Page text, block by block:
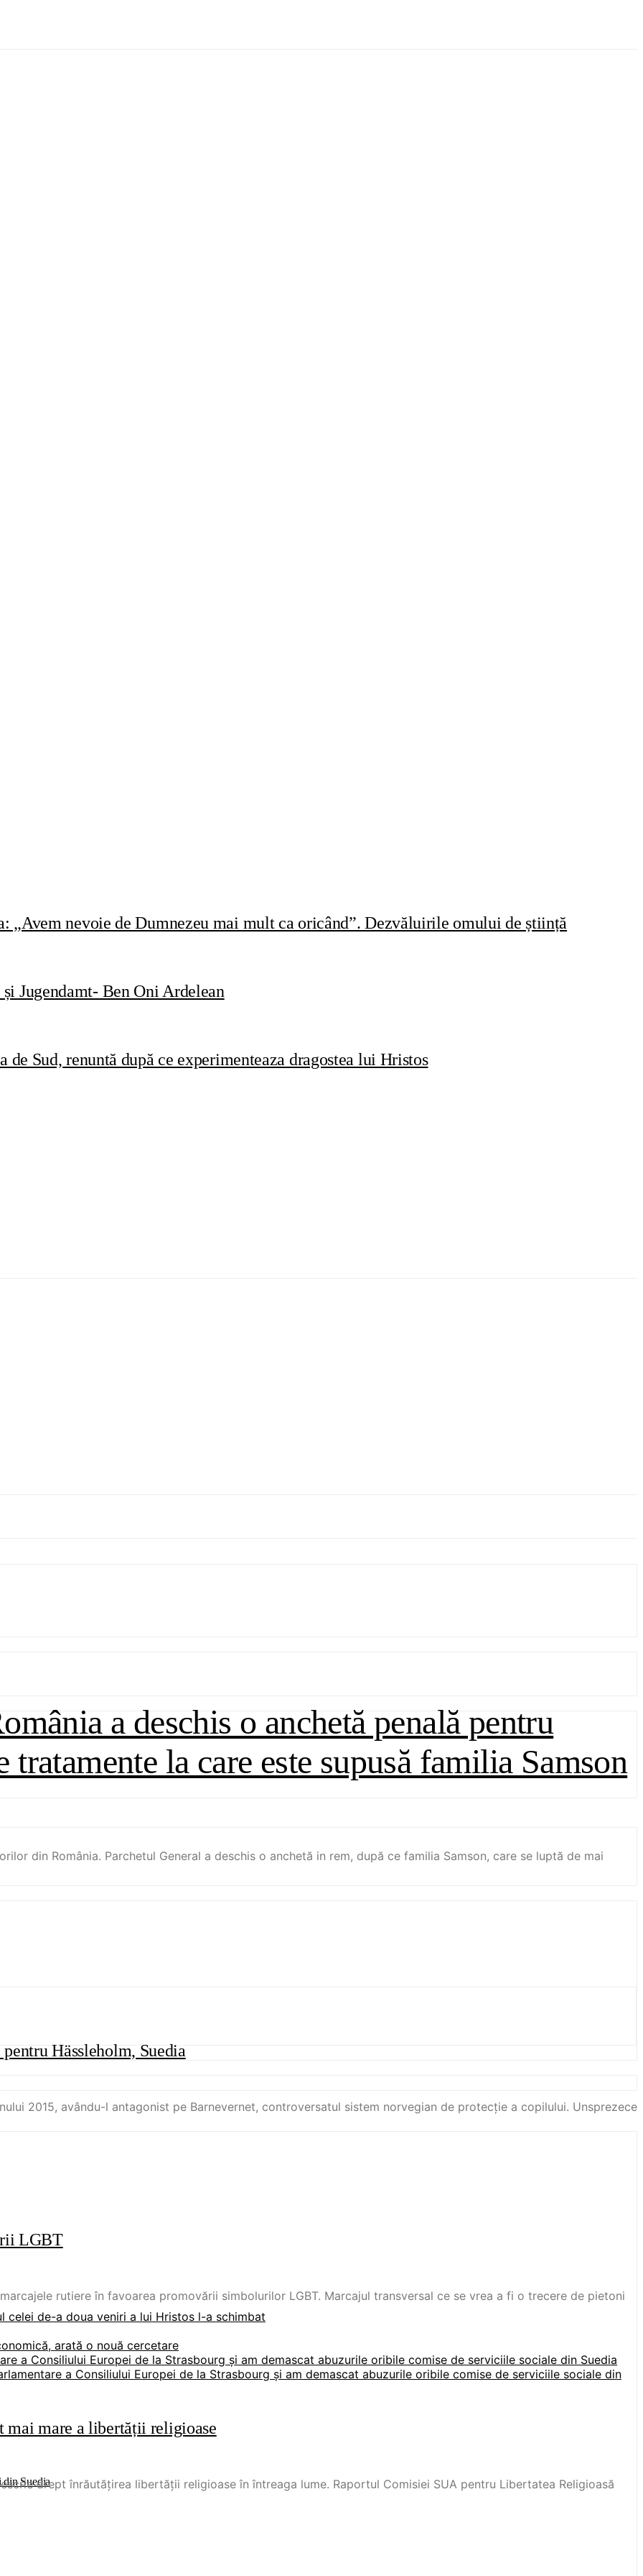
„Avem nevoie de Dumnezeu mai mult ca oricând”. Dezvăluirile omului de știință
Jugendamt- Ben Oni Ardelean
Sud, renuntă după ce experimenteaza dragostea lui Hristos
celei de-a doua veniri a lui Hristos l-a schimbat
arată o nouă cercetare
a Consiliului Europei de la Strasbourg și am demascat abuzurile oribile comise de serviciile sociale din Suedia
a Consiliului Europei de la Strasbourg și am demascat abuzurile oribile comise de serviciile sociale din
din Suedia
a deschis o anchetă penală pentru
la care este supusă familia Samson
din România. Parchetul General a deschis o anchetă in rem, după ce familia Samson, care se luptă de mai
Hässleholm, Suedia
2015, avându-l antagonist pe Barnevernet, controversatul sistem norvegian de protecție a copilului. Unsprezece
LGBT
rutiere în favoarea promovării simbolurilor LGBT. Marcajul transversal ce se vrea a fi o trecere de pietoni
mai mare a libertății religioase
drept înrăutățirea libertății religioase în întreaga lume. Raportul Comisiei SUA pentru Libertatea Religioasă